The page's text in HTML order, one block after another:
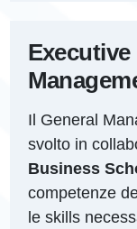
Il General
svolto in
Business
competenze
le skills